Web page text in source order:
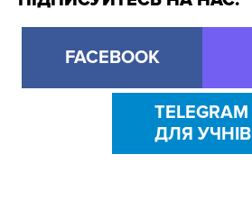
FACEBOOK
TELEGRAM
ДЛЯ УЧНІВ